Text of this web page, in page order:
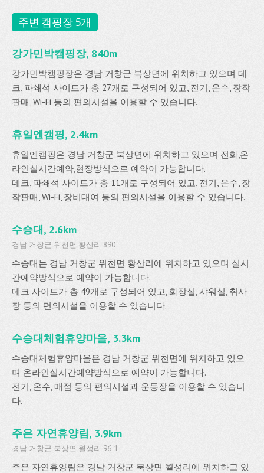
주변 캠핑장 5개
강가민박캠핑장, 840m
강가민박캠핑장은 경남 거창군 북상면에 위치하고 있으며 데
크, 파쇄석 사이트가 총 27개로 구성되어 있고, 전기, 온수, 장작
판매, Wi-Fi 등의 편의시설을 이용할 수 있습니다.
휴일엔캠핑, 2.4km
휴일엔캠핑은 경남 거창군 북상면에 위치하고 있으며 전화,온
라인실시간예약,현장방식으로 예약이 가능합니다.
데크, 파쇄석 사이트가 총 11개로 구성되어 있고, 전기, 온수, 장
작판매, Wi-Fi, 장비대여 등의 편의시설을 이용할 수 있습니다.
수승대, 2.6km
경남 거창군 위천면 황산리 890
수승대는 경남 거창군 위천면 황산리에 위치하고 있으며 실시
간예약방식으로 예약이 가능합니다.
데크 사이트가 총 49개로 구성되어 있고, 화장실, 샤워실, 취사
장 등의 편의시설을 이용할 수 있습니다.
수승대체험휴양마을, 3.3km
수승대체험휴양마을은 경남 거창군 위천면에 위치하고 있으
며 온라인실시간예약방식으로 예약이 가능합니다.
전기, 온수, 매점 등의 편의시설과 운동장을 이용할 수 있습니
다.
주은 자연휴양림, 3.9km
경남 거창군 북상면 월성리 96-1
주은 자연휴양림은 경남 거창군 북상면 월성리에 위치하고 있